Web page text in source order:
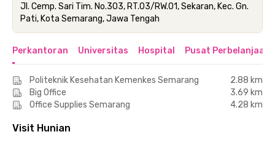
Jl. Cemp. Sari Tim. No.303, RT.03/RW.01, Sekaran, Kec. Gn.
Pati, Kota Semarang, Jawa Tengah
Perkantoran Universitas Hospital Pusat Perbelanjaan
Politeknik Kesehatan Kemenkes Semarang
2.88 km
Big Office
3.69 km
Office Supplies Semarang
4.28 km
Visit Hunian